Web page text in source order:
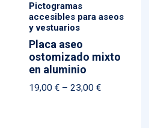
Pictogramas
accesibles para aseos
y vestuarios
Placa aseo
ostomizado mixto
en aluminio
19,00 € – 23,00 €Price